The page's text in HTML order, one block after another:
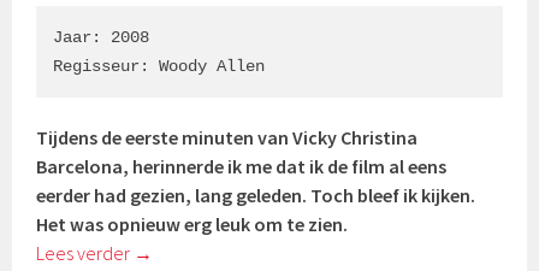
Jaar: 2008
Regisseur: Woody Allen
Tijdens de eerste minuten van Vicky Christina
Barcelona, herinnerde ik me dat ik de film al eens
eerder had gezien, lang geleden. Toch bleef ik kijken.
Het was opnieuw erg leuk om te zien.
Lees verder →